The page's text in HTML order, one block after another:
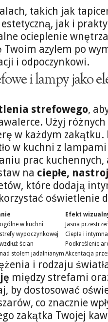
takich jak
jak i
ocieplenie
azylem po
i odpoczynkowi.
i lampy jako
strefowego,
Użyj
w każdym zakątku.
w kuchni z
prac
na ciepłe,
które dodają
oświetlenie
Efekt
w kuchni
Jasna
wypoczynkowej
Ciepła i
ścian
Podkreślenie
stołem jadalnianym Akcentacja
i rodzaju
między strefami
by dostosować
co znacznie
zakątka Twojej